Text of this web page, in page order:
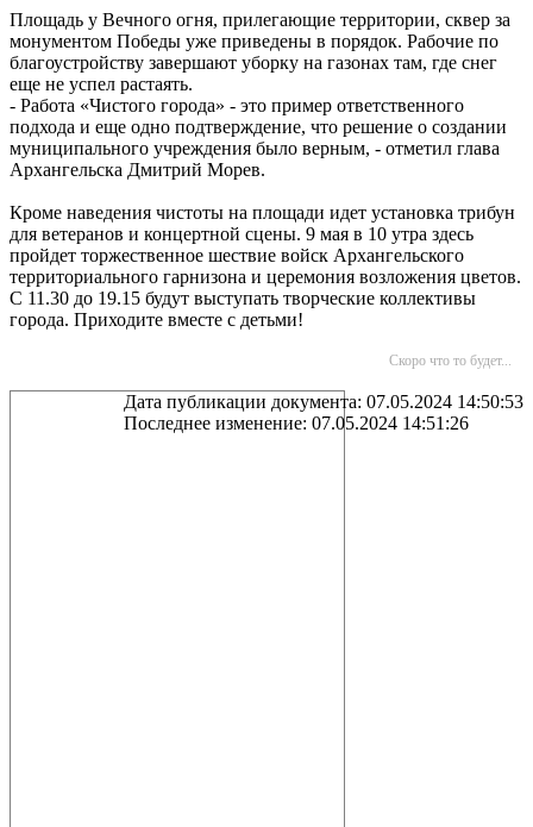
Площадь у Вечного огня, прилегающие территории, сквер за
монументом Победы уже приведены в порядок. Рабочие по
благоустройству завершают уборку на газонах там, где снег
еще не успел растаять.
- Работа «Чистого города» - это пример ответственного
подхода и еще одно подтверждение, что решение о создании
муниципального учреждения было верным, - отметил глава
Архангельска Дмитрий Морев.
Кроме наведения чистоты на площади идет установка трибун
для ветеранов и концертной сцены. 9 мая в 10 утра здесь
пройдет торжественное шествие войск Архангельского
территориального гарнизона и церемония возложения цветов.
С 11.30 до 19.15 будут выступать творческие коллективы
города. Приходите вместе с детьми!
Скоро что то будет...
Дата публикации документа: 07.05.2024 14:50:53
Последнее изменение: 07.05.2024 14:51:26